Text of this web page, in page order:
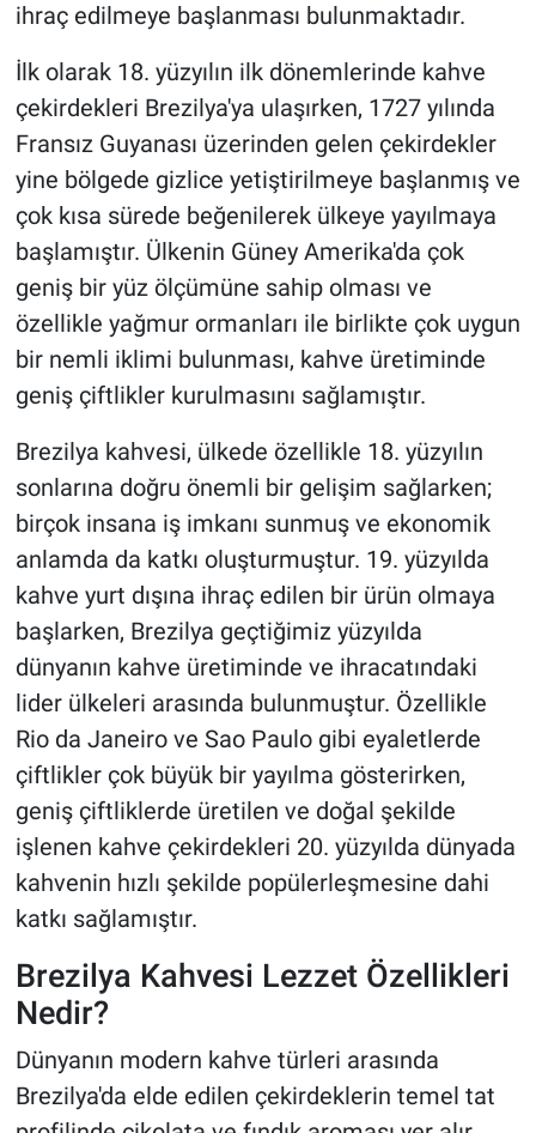
ihraç edilmeye başlanması bulunmaktadır.
İlk olarak 18. yüzyılın ilk dönemlerinde kahve
çekirdekleri Brezilya'ya ulaşırken, 1727 yılında
Fransız Guyanası üzerinden gelen çekirdekler
yine bölgede gizlice yetiştirilmeye başlanmış ve
çok kısa sürede beğenilerek ülkeye yayılmaya
başlamıştır. Ülkenin Güney Amerika'da çok
geniş bir yüz ölçümüne sahip olması ve
özellikle yağmur ormanları ile birlikte çok uygun
bir nemli iklimi bulunması, kahve üretiminde
geniş çiftlikler kurulmasını sağlamıştır.
Brezilya kahvesi, ülkede özellikle 18. yüzyılın
sonlarına doğru önemli bir gelişim sağlarken;
birçok insana iş imkanı sunmuş ve ekonomik
anlamda da katkı oluşturmuştur. 19. yüzyılda
kahve yurt dışına ihraç edilen bir ürün olmaya
başlarken, Brezilya geçtiğimiz yüzyılda
dünyanın kahve üretiminde ve ihracatındaki
lider ülkeleri arasında bulunmuştur. Özellikle
Rio da Janeiro ve Sao Paulo gibi eyaletlerde
çiftlikler çok büyük bir yayılma gösterirken,
geniş çiftliklerde üretilen ve doğal şekilde
işlenen kahve çekirdekleri 20. yüzyılda dünyada
kahvenin hızlı şekilde popülerleşmesine dahi
katkı sağlamıştır.
Brezilya Kahvesi Lezzet Özellikleri
Nedir?
Dünyanın modern kahve türleri arasında
Brezilya'da elde edilen çekirdeklerin temel tat